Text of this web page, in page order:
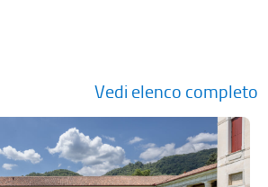
Vedi elenco completo